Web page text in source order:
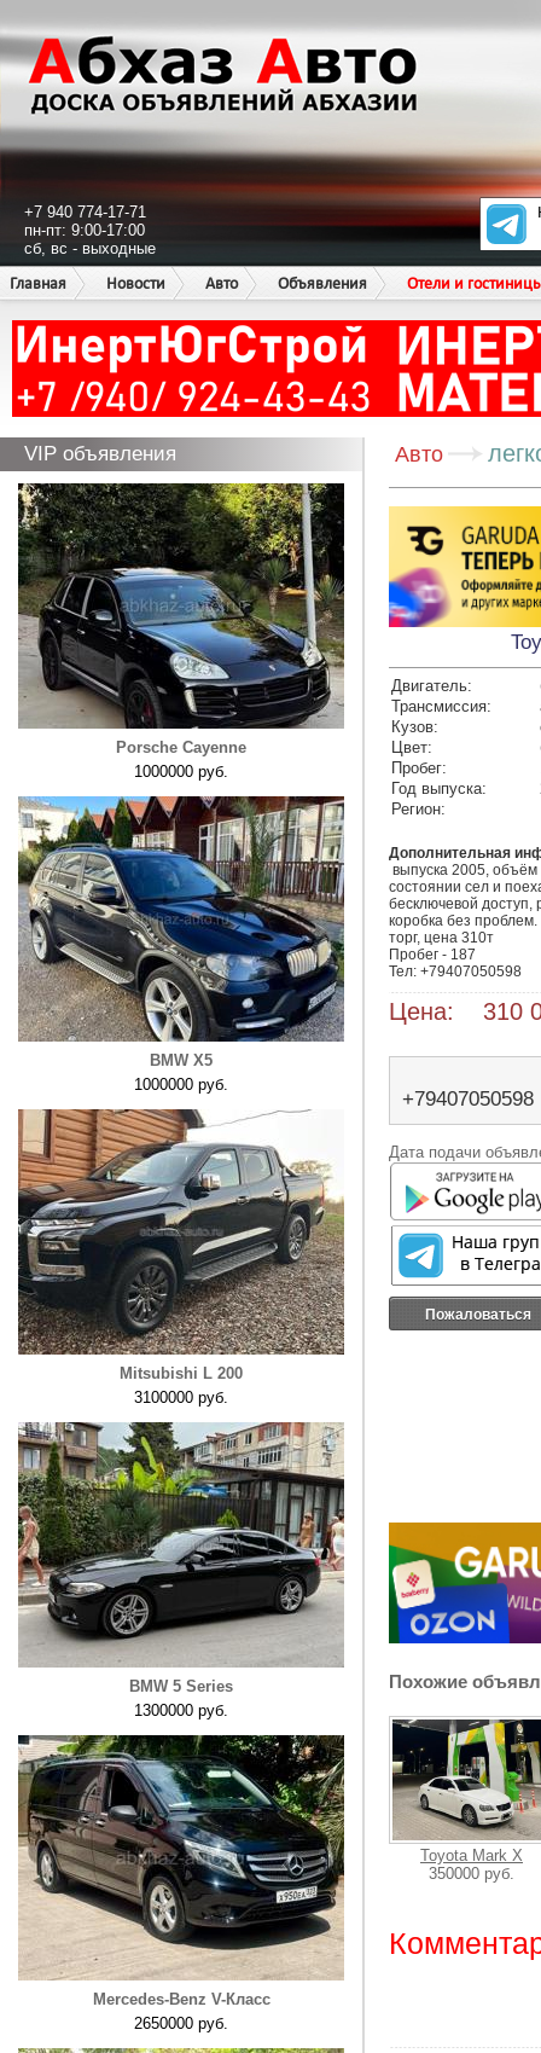
+7 940 774-17-71
пн-пт: 9:00-17:00
сб, вс - выходные
Главная
Новости Авто Объявления Отели и
VIP объявления
Porsche Cayenne
1000000 руб.
BMW X5
1000000 руб.
Mitsubishi L 200
3100000 руб.
BMW 5 Series
1300000 руб.
Mercedes-Benz V-Класс
2650000 руб.
Авто
Двигатель:
Трансмиссия:
Кузов:
Цвет:
Пробег:
Год выпуска:
Регион:
Дополнительная
состоянии сел и
бесключевой
коробка без
торг, цена 310т
Пробег - 187
Тел: +79407050598
Цена: 310
+79407050598
Дата подачи
Пожаловаться
Похожие
Toyota Mark X
350000 руб.